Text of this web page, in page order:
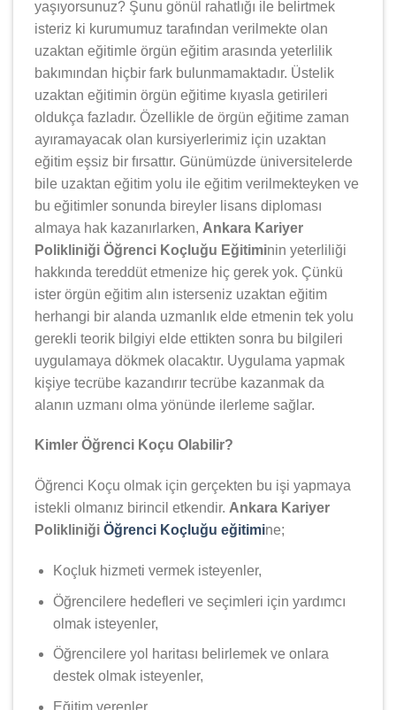
yaşıyorsunuz? Şunu gönül rahatlığı ile belirtmek
isteriz ki kurumumuz tarafından verilmekte olan
uzaktan eğitimle örgün eğitim arasında yeterlilik
bakımından hiçbir fark bulunmamaktadır. Üstelik
uzaktan eğitimin örgün eğitime kıyasla getirileri
oldukça fazladır. Özellikle de örgün eğitime zaman
ayıramayacak olan kursiyerlerimiz için uzaktan
eğitim eşsiz bir fırsattır. Günümüzde üniversitelerde
bile uzaktan eğitim yolu ile eğitim verilmekteyken ve
bu eğitimler sonunda bireyler lisans diploması
almaya hak kazanırlarken, Ankara Kariyer
Polikliniği Öğrenci Koçluğu Eğitiminin yeterliliği
hakkında tereddüt etmenize hiç gerek yok. Çünkü
ister örgün eğitim alın isterseniz uzaktan eğitim
herhangi bir alanda uzmanlık elde etmenin tek yolu
gerekli teorik bilgiyi elde ettikten sonra bu bilgileri
uygulamaya dökmek olacaktır. Uygulama yapmak
kişiye tecrübe kazandırır tecrübe kazanmak da
alanın uzmanı olma yönünde ilerleme sağlar.
Kimler Öğrenci Koçu Olabilir?
Öğrenci Koçu olmak için gerçekten bu işi yapmaya
istekli olmanız birincil etkendir. Ankara Kariyer
Polikliniği Öğrenci Koçluğu eğitimine;
Koçluk hizmeti vermek isteyenler,
Öğrencilere hedefleri ve seçimleri için yardımcı
olmak isteyenler,
Öğrencilere yol haritası belirlemek ve onlara
destek olmak isteyenler,
Eğitim verenler,